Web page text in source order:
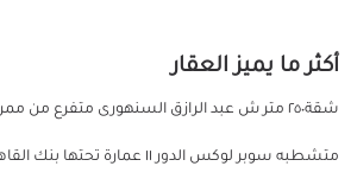
أكثر ما يميز العقار
متشطبه سوبر لوكس الدور ١١ عمارة تحتها بنك القاهرة